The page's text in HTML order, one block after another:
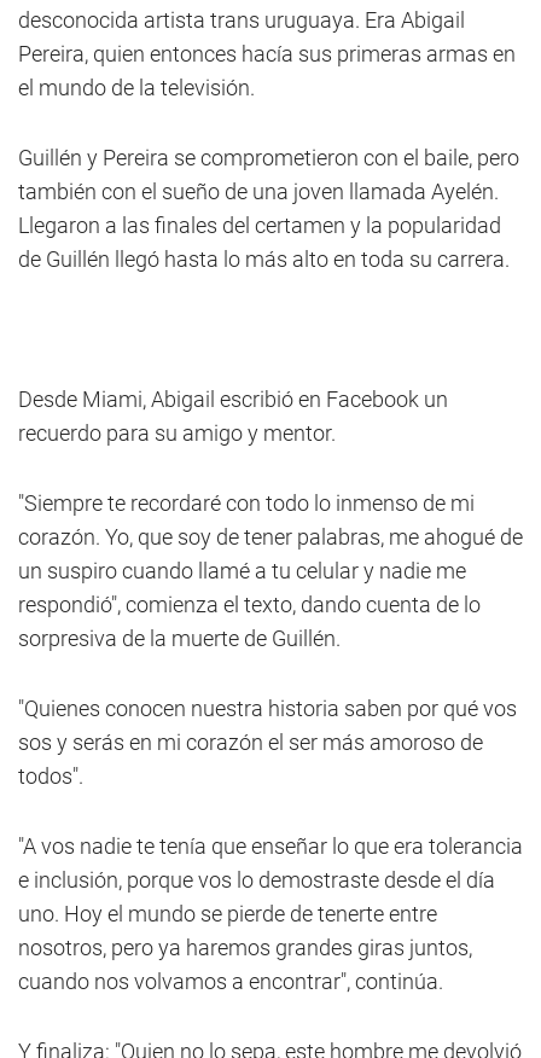
desconocida artista trans uruguaya. Era Abigail
Pereira, quien entonces hacía sus primeras armas en
el mundo de la televisión.
Guillén y Pereira se comprometieron con el baile, pero
también con el sueño de una joven llamada Ayelén.
Llegaron a las finales del certamen y la popularidad
de Guillén llegó hasta lo más alto en toda su carrera.
Desde Miami, Abigail escribió en Facebook un
recuerdo para su amigo y mentor.
"Siempre te recordaré con todo lo inmenso de mi
corazón. Yo, que soy de tener palabras, me ahogué de
un suspiro cuando llamé a tu celular y nadie me
respondió", comienza el texto, dando cuenta de lo
sorpresiva de la muerte de Guillén.
"Quienes conocen nuestra historia saben por qué vos
sos y serás en mi corazón el ser más amoroso de
todos".
"A vos nadie te tenía que enseñar lo que era tolerancia
e inclusión, porque vos lo demostraste desde el día
uno. Hoy el mundo se pierde de tenerte entre
nosotros, pero ya haremos grandes giras juntos,
cuando nos volvamos a encontrar", continúa.
Y finaliza: "Quien no lo sepa, este hombre me devolvió